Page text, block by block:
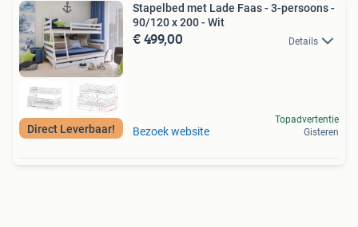
Direct Leverbaar!
Stapelbed met Lade Faas - 3-persoons -
90/120 x 200 - Wit
€ 499,00 Details
Bezoek website
Topadvertentie
Gisteren